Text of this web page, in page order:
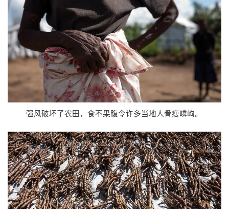
强风破坏了农田，食不果腹令许多当地人骨瘦嶙峋。